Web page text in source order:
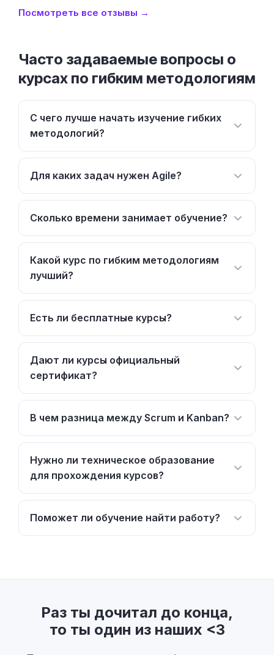
Посмотреть все отзывы →
Часто задаваемые вопросы о
курсах по гибким методологиям
С чего лучше начать изучение гибких
методологий?
Для каких задач нужен Agile?
Сколько времени занимает обучение?
Какой курс по гибким методологиям
лучший?
Есть ли бесплатные курсы?
Дают ли курсы официальный
сертификат?
В чем разница между Scrum и Kanban?
Нужно ли техническое образование
для прохождения курсов?
Поможет ли обучение найти работу?
Раз ты дочитал до конца,
то ты один из наших <3